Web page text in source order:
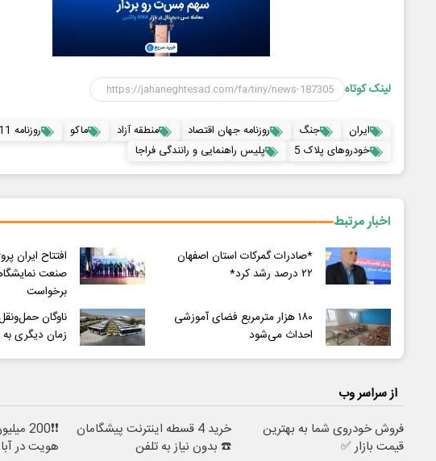
لینک کوتاه
ایران جنگ روزنامه جهان اقتصاد منطقه آزاد ماکو
روزنامه 11 خرداد
خودروهای پلاک 5
پلیس راهنمایی و رانندگی فراجا
اخبار مرتبط
*صادرات گمرکات استان اصفهان
۲۲ درصد رشد کرد*
افتتاح ایران
صنعت
برخواست
۱۸۰ هزار مترمربع فضای آموزشی
احداث می‌شود
ناوگان
زمان دیگری به
از سراسر وب
فروش خودروی شما به بهترین
قیمت بازار ✅
خرید 4 قسطه اینترنت پیشگامان
☎️ بدون نیاز به تلفن
هویت در